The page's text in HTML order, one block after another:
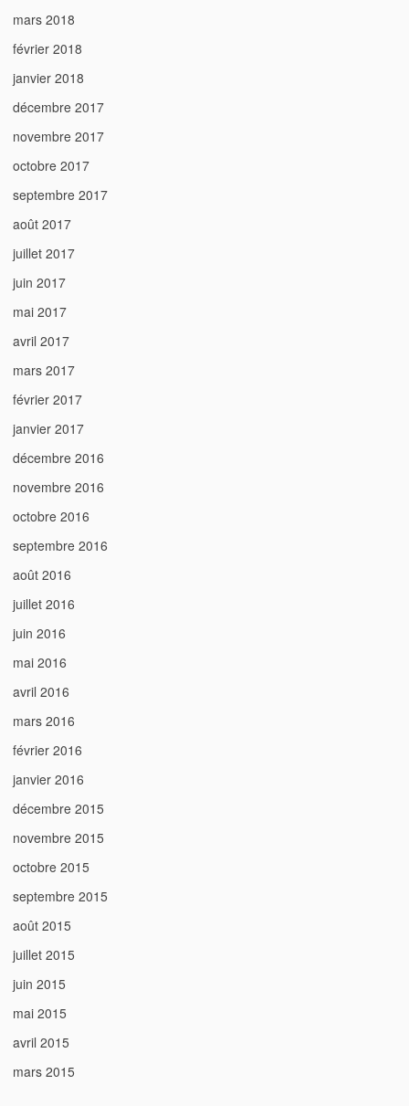
mars 2018
février 2018
janvier 2018
décembre 2017
novembre 2017
octobre 2017
septembre 2017
août 2017
juillet 2017
juin 2017
mai 2017
avril 2017
mars 2017
février 2017
janvier 2017
décembre 2016
novembre 2016
octobre 2016
septembre 2016
août 2016
juillet 2016
juin 2016
mai 2016
avril 2016
mars 2016
février 2016
janvier 2016
décembre 2015
novembre 2015
octobre 2015
septembre 2015
août 2015
juillet 2015
juin 2015
mai 2015
avril 2015
mars 2015